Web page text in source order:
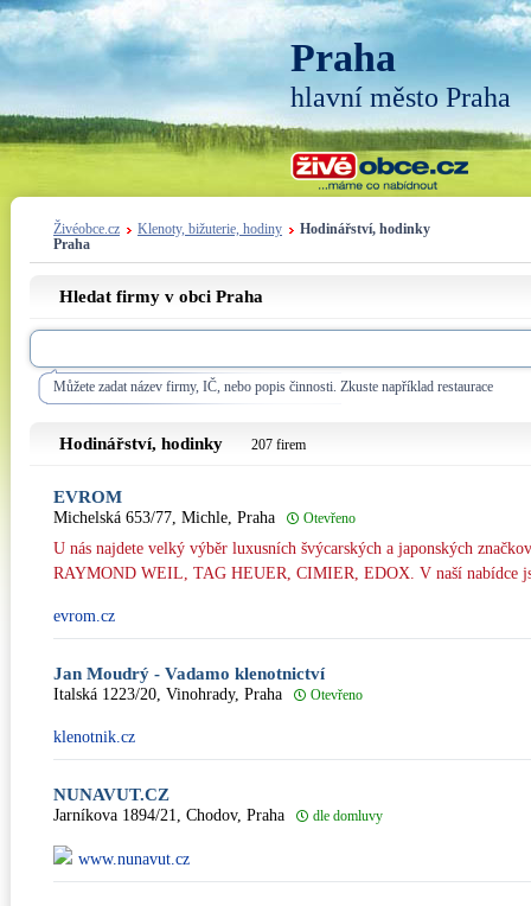
Praha
hlavní město Praha
Živéobce.cz Klenoty, bižuterie, hodiny
Hodinářství, hodinky
Praha
Hledat firmy v obci Praha
Můžete zadat název firmy, IČ, nebo popis činnosti. Zkuste například restaurace
Hodinářství, hodinky 207 firem
EVROM
Michelská 653/77, Michle, Praha Otevřeno
U nás najdete velký výběr luxusních švýcarských a japonských
RAYMOND WEIL, TAG HEUER, CIMIER, EDOX. V naší nabídce
evrom.cz
Jan Moudrý - Vadamo klenotnictví
Italská 1223/20, Vinohrady, Praha Otevřeno
klenotnik.cz
NUNAVUT.CZ
Jarníkova 1894/21, Chodov, Praha dle domluvy
www.nunavut.cz